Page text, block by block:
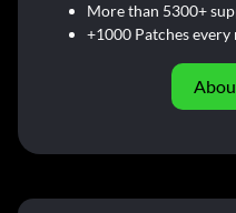
More than 5300+
+1000 Patches